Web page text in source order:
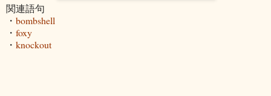
関連語句
・ bombshell
・ foxy
・ knockout